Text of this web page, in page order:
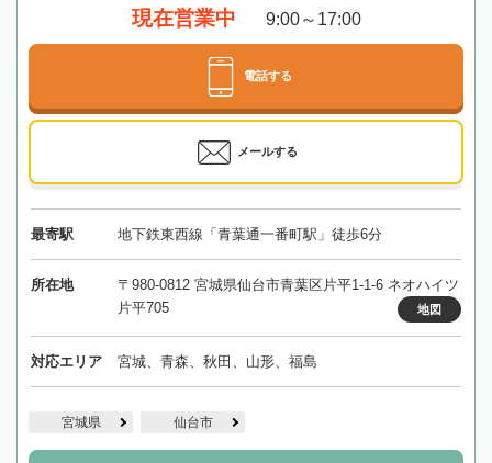
現在営業中 9:00～17:00
電話する
メールする
最寄駅 地下鉄東西線「青葉通一番町駅」徒歩6分
所在地
〒980-0812 宮城県仙台市青葉区片平1-1-6 ネオハイツ
片平705
地図
対応エリア 宮城、青森、秋田、山形、福島
宮城県 仙台市